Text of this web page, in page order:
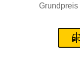
Grundpreis